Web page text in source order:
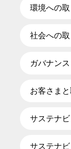
環境への
社会への
ガバナンス
お客さま
サステナ
サステナ